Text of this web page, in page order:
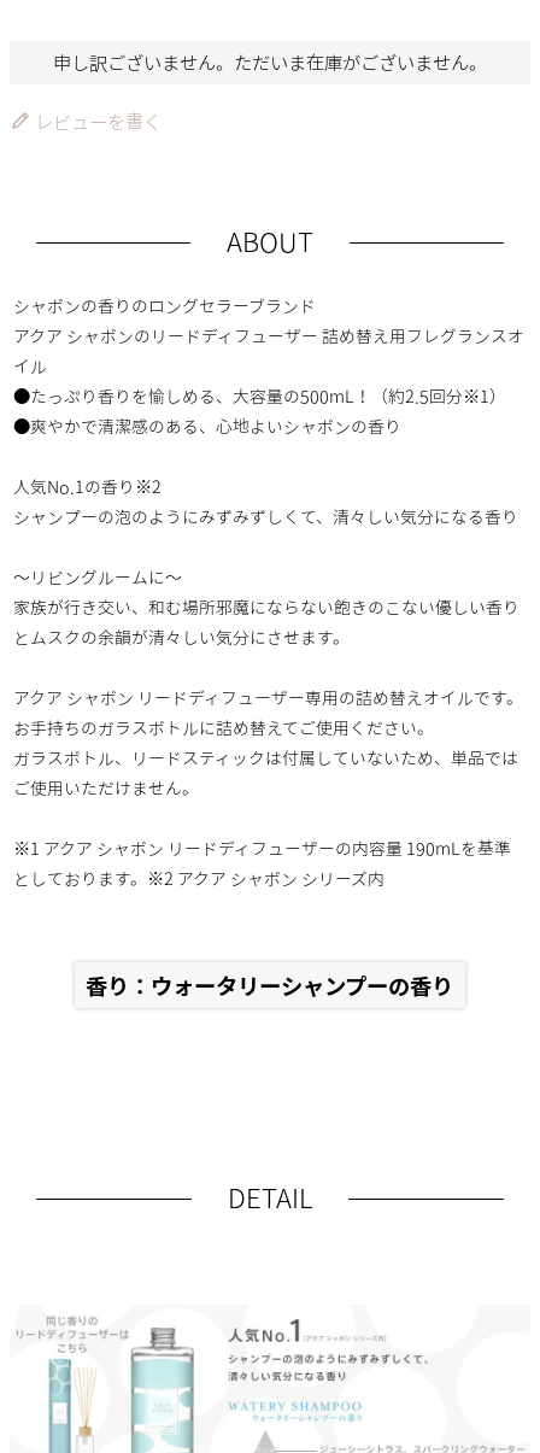
申し訳ございません。ただいま在庫がございません。
レビューを書く
ABOUT
シャボンの香りのロングセラーブランド
アクア シャボンのリードディフューザー 詰め替え用フレグランスオ
イル
●たっぷり香りを愉しめる、大容量の500mL！（約2.5回分※1）
●爽やかで清潔感のある、心地よいシャボンの香り
人気No.1の香り※2
シャンプーの泡のようにみずみずしくて、清々しい気分になる香り
～リビングルームに～
家族が行き交い、和む場所邪魔にならない飽きのこない優しい香り
とムスクの余韻が清々しい気分にさせます。
アクア シャボン リードディフューザー専用の詰め替えオイルです。
お手持ちのガラスボトルに詰め替えてご使用ください。
ガラスボトル、リードスティックは付属していないため、単品では
ご使用いただけません。
※1 アクア シャボン リードディフューザーの内容量 190mLを基準
としております。※2 アクア シャボン シリーズ内
香り：ウォータリーシャンプーの香り
DETAIL